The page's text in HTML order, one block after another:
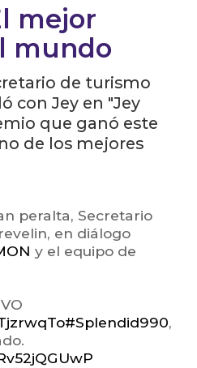
mejor
mundo
de turismo
con Jey en "Jey
que ganó este
de los mejores
peralta, Secretario
en diálogo
y el equipo de
#Splendid990,